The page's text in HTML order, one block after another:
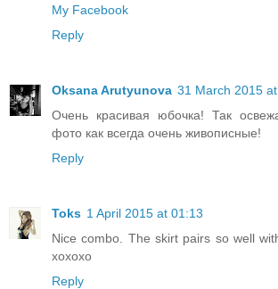
My Facebook
Reply
Oksana Arutyunova 31 March 2015
Очень красивая юбочка! Так
фото как всегда очень живописные!
Reply
Toks 1 April 2015 at 01:13
Nice combo. The skirt pairs so well
xoxoxo
Reply